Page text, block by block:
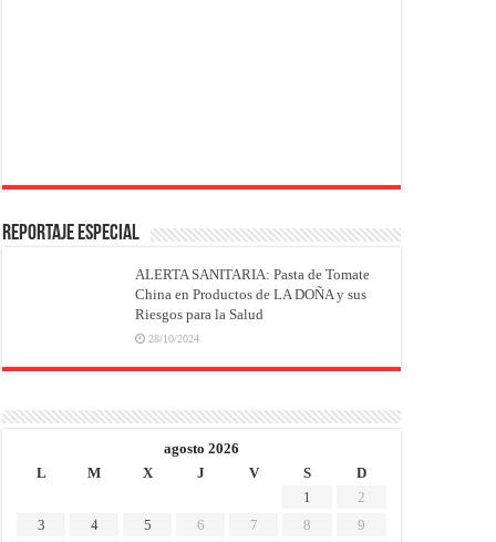
REPORTAJE ESPECIAL
ALERTA SANITARIA: Pasta de Tomate
China en Productos de LA DOÑA y sus
Riesgos para la Salud
28/10/2024
agosto 2026
L
M X J V S
D
1
2
3
4 5 6 7 8
9